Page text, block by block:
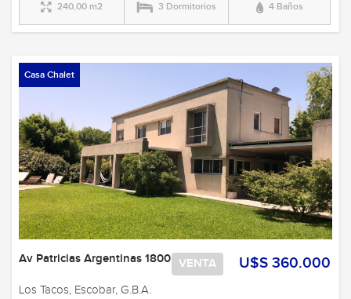
240,00 m2 3 Dormitorios 4 Baños
Casa Chalet
U$S 360.000
VENTA
Av Patricias Argentinas 1800
Los Tacos, Escobar, G.B.A.